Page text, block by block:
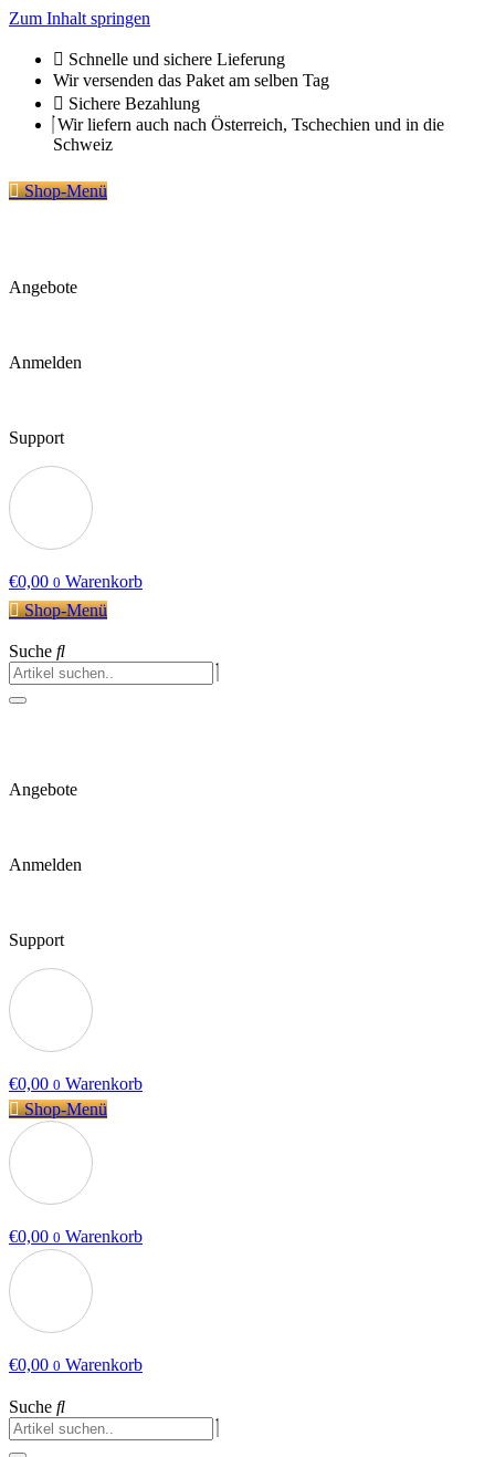
Zum Inhalt springen
Schnelle und sichere Lieferung
Wir versenden das Paket am selben Tag
Sichere Bezahlung
Wir liefern auch nach Österreich, Tschechien und in die
Schweiz
Shop-Menü
Angebote
Anmelden
Support
€0,00 0 Warenkorb
Shop-Menü
Suche
Angebote
Anmelden
Support
€0,00 0 Warenkorb
Shop-Menü
€0,00 0 Warenkorb
€0,00 0 Warenkorb
Suche